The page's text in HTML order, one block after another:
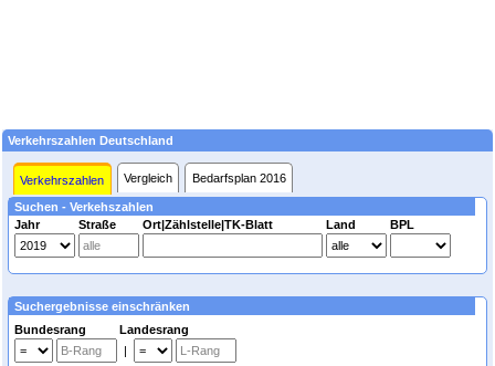
Verkehrszahlen Deutschland
Verkehrszahlen Vergleich Bedarfsplan 2016
Suchen - Verkehszahlen
Jahr
Straße Ort|Zählstelle|TK-Blatt Land BPL
Suchergebnisse einschränken
Bundesrang Landesrang
|